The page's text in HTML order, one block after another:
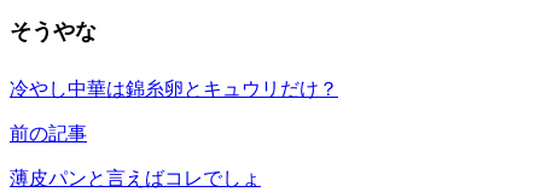
そうやな
冷やし中華は錦糸卵とキュウリだけ？
前の記事
薄皮パンと言えばコレでしょ